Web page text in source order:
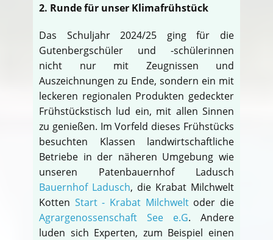
2. Runde für unser Klimafrühstück
Das Schuljahr 2024/25 ging für die
Gutenbergschüler und -schülerinnen
nicht nur mit Zeugnissen und
Auszeichnungen zu Ende, sondern ein mit
leckeren regionalen Produkten gedeckter
Frühstückstisch lud ein, mit allen Sinnen
zu genießen. Im Vorfeld dieses Frühstücks
besuchten Klassen landwirtschaftliche
Betriebe in der näheren Umgebung wie
unseren Patenbauernhof Ladusch
Bauernhof Ladusch, die Krabat Milchwelt
Kotten Start - Krabat Milchweltoder die
Agrargenossenschaft See e.G. Andere
luden sich Experten, zum Beispiel einen